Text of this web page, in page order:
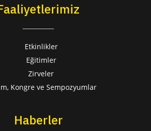
Etkinlikler
Eğitimler
Zirveler
Kongre ve Sempozyumlar
Haberler